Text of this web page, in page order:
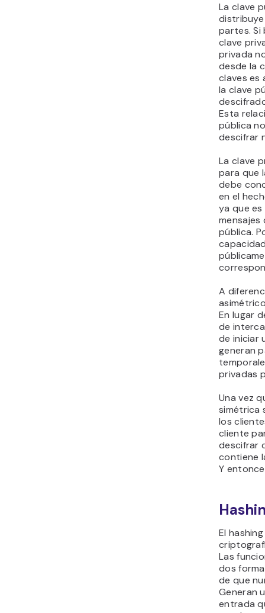
La clave
partes. Si
clave
privada
desde la
claves es
la clave
Esta
pública
descifrar
La clave
para que
debe
en el
ya que
pública.
A
En lugar
de
de iniciar
generan
privadas
Una vez
simétrica
los
cliente
descifrar
contiene
Y
El
Las
dos
de que
Generan
entrada